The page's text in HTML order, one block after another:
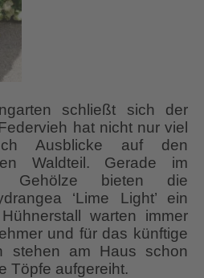
schließt sich der
hat nicht nur viel
Ausblicke auf den
Waldteil. Gerade im
Gehölze bieten die
‘Lime Light’ ein
warten immer
und für das künftige
stehen am Haus schon
Töpfe aufgereiht.